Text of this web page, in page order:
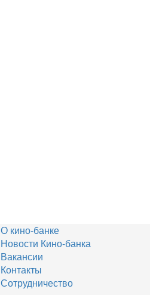
О кино-банке
Новости Кино-банка
Вакансии
Контакты
Сотрудничество